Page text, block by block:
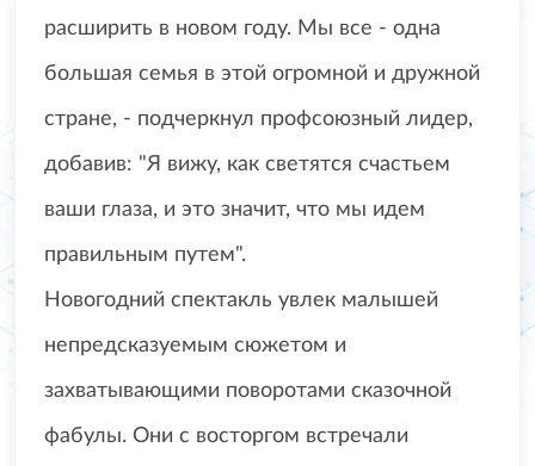
расширить в новом году. Мы все - одна
большая семья в этой огромной и дружной
стране, - подчеркнул профсоюзный лидер,
добавив: "Я вижу, как светятся счастьем
ваши глаза, и это значит, что мы идем
правильным путем".
Новогодний спектакль увлек малышей
непредсказуемым сюжетом и
захватывающими поворотами сказочной
фабулы. Они с восторгом встречали